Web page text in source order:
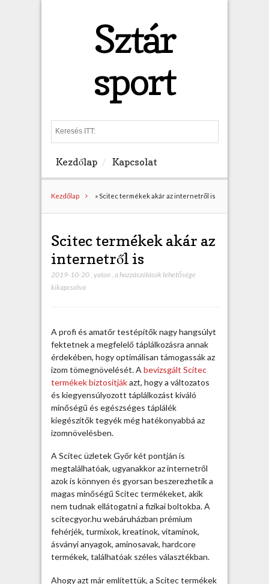
Sztár
sport
e
h
Kezdőlap Kapcsolat
Kezdőlap »Scitec termékek akár az internetről is
Scitec termékek akár az
internetről is
2019-10-20, yatoo, S
t
e
r
m
é
k
e
a
á
r
z
i
r
a hozzászólások lehetősége
kikapcsolva
A profi és amatőr testépítők nagy hangsúlyt
fektetnek a megfelelő táplálkozásra annak
érdekében, hogy optimálisan támogassák az
izom tömegnövelését. A bevizsgált Scitec
termékek biztosítjákazt, hogy a változatos
és kiegyensúlyozott táplálkozást kiváló
minőségű és egészséges táplálék
kiegészítők tegyék még hatékonyabbá az
izomnövelésben.
A Scitec üzletek Győr két pontján is
megtalálhatóak, ugyanakkor az internetről
azok is könnyen és gyorsan beszerezhetik a
magas minőségű Scitec termékeket, akik
nem tudnak ellátogatni a fizikai boltokba. A
scitecgyor.hu webáruházban prémium
fehérjék, turmixok, kreatinok, vitaminok,
ásványi anyagok, aminosavak, hardcore
termékek, találhatóak széles választékban.
Ahogy azt már említettük, a Scitec termékek